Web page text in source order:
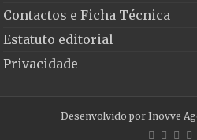
Contactos e Ficha Técnica
Estatuto editorial
Privacidade
Desenvolvido por Inovve